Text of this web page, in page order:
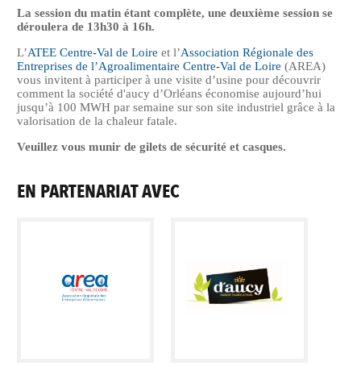
La session du matin étant complète, une deuxième session se
déroulera de 13h30 à 16h.
L’ATEE Centre-Val de Loire et l’Association Régionale des
Entreprises de l’Agroalimentaire Centre-Val de Loire (AREA)
vous invitent à participer à une visite d’usine pour découvrir
comment la société d'aucy d’Orléans économise aujourd’hui
jusqu’à 100 MWH par semaine sur son site industriel grâce à la
valorisation de la chaleur fatale.
Veuillez vous munir de gilets de sécurité et casques.
EN PARTENARIAT AVEC